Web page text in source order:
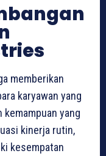
memberikan
karyawan yang
kemampuan yang
kinerja rutin,
kesempatan